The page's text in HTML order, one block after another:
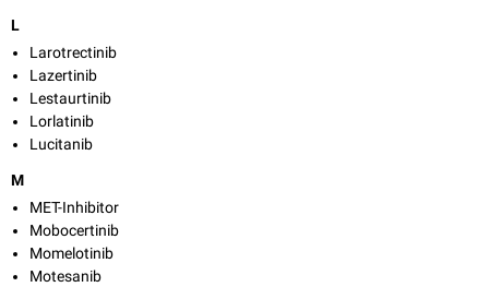
L
Larotrectinib
Lazertinib
Lestaurtinib
Lorlatinib
Lucitanib
M
MET-Inhibitor
Mobocertinib
Momelotinib
Motesanib